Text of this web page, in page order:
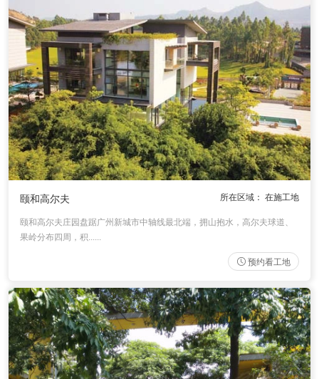
在施工地
天河区 白云区 花都区 海珠区
越秀区 荔湾区 增城区 从化区
黄埔区 番禺区 南沙区 佛山
清远 中山
施工保障
服务优势
服务体系 业主故事
颐和高尔夫 所在区域： 在施工地
颐和高尔夫庄园盘踞广州新城市中轴线最北端，拥山抱水，高尔夫球道、
果岭分布四周，积......
预约看工地